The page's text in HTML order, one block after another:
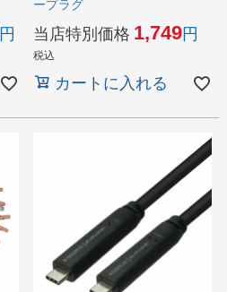
ープラグ
当店特別価格 1,749
税込
カートに入れる